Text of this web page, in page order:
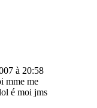
à 20:58
mme me
é moi jms